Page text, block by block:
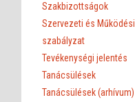
Szakbizottságok
Szervezeti és Működési
szabályzat
Tevékenységi jelentés
Tanácsülések
Tanácsülések (arhívum)